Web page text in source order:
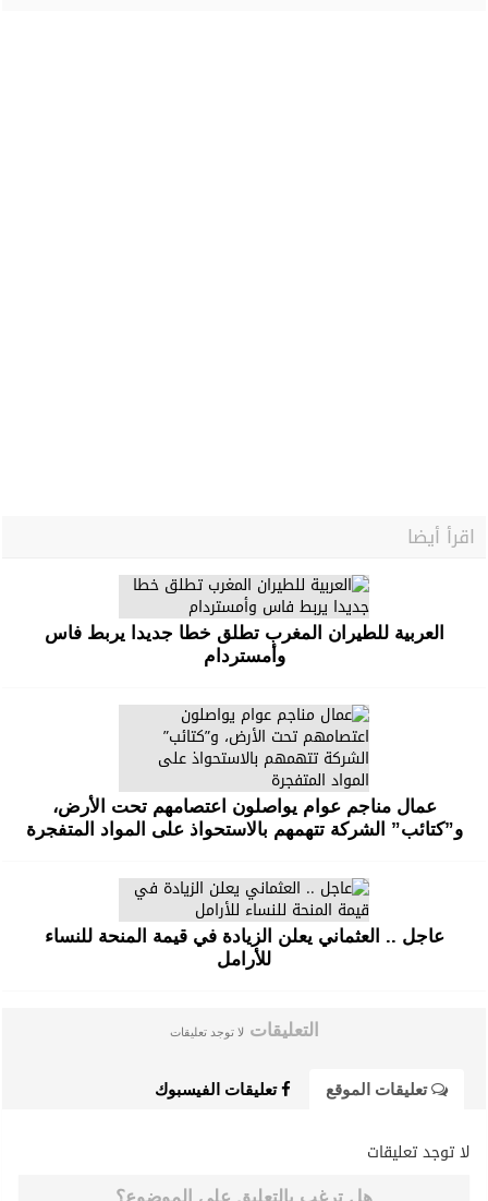
اقرأ أيضا
العربية للطيران المغرب تطلق خطا جديدا يربط فاس
وأمستردام
عمال مناجم عوام يواصلون اعتصامهم تحت الأرض،
و”كتائب” الشركة تتهمهم بالاستحواذ على المواد المتفجرة
عاجل .. العثماني يعلن الزيادة في قيمة المنحة للنساء
للأرامل
التعليقات لا توجد تعليقات
تعليقات الموقع تعليقات الفيسبوك
لا توجد تعليقات